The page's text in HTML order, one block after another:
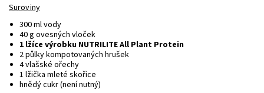
Suroviny
300 ml vody
40 g ovesných vloček
1 lžíce výrobku NUTRILITE All Plant Protein
2 půlky kompotovaných hrušek
4 vlašské ořechy
1 lžička mleté skořice
hnědý cukr (není nutný)